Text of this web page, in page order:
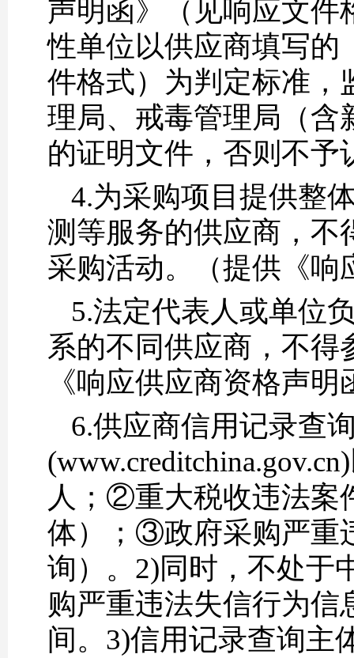
声明函》（见响应文件
性单位以供应商填写的
件格式）为判定标准，
理局、戒毒管理局（含
的证明文件，否则不予
4.为采购项目提供整
测等服务的供应商，不
采购活动。（提供《响
5.法定代表人或单位
系的不同供应商，不
《响应供应商资格声明
6.供应商信用记录查
人；②重大税收违法案
体）；③政府采购严重
询）。2)同时，不处于
购严重违法失信行为信
间。3)信用记录查询